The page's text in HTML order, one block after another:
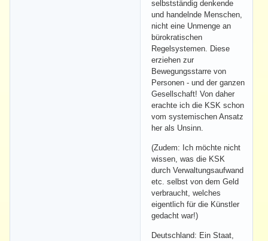
selbstständig denkende
und handelnde Menschen,
nicht eine Unmenge an
bürokratischen
Regelsystemen. Diese
erziehen zur
Bewegungsstarre von
Personen - und der ganzen
Gesellschaft! Von daher
erachte ich die KSK schon
vom systemischen Ansatz
her als Unsinn.
(Zudem: Ich möchte nicht
wissen, was die KSK
durch Verwaltungsaufwand
etc. selbst von dem Geld
verbraucht, welches
eigentlich für die Künstler
gedacht war!)
Deutschland: Ein Staat,